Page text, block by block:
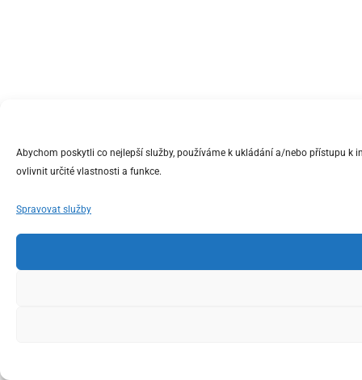
Abychom poskytli co nejlepší služby, používáme k ukládání a/nebo přístupu
ovlivnit určité vlastnosti a funkce.
Spravovat služby